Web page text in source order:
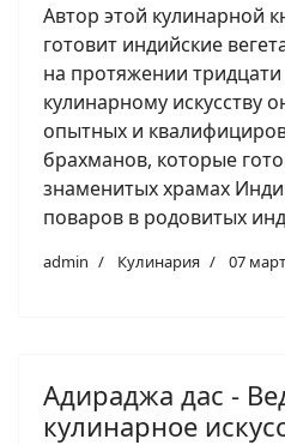
Автор этой кулинарной
готовит индийские
на протяжении
кулинарному искусству
опытных и
брахманов, которые
знаменитых храмах
поваров в родовитых
admin Кулинария 07
Адираджа дас -
кулинарное